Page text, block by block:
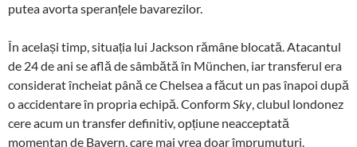
putea avorta speranțele bavarezilor.
În același timp, situația lui Jackson rămâne blocată. Atacantul
de 24 de ani se află de sâmbătă în München, iar transferul era
considerat încheiat până ce Chelsea a făcut un pas înapoi după
o accidentare în propria echipă. ConformSky, clubul londonez
cere acum un transfer definitiv, opțiune neacceptată
momentan de Bayern, care mai vrea doar împrumuturi.